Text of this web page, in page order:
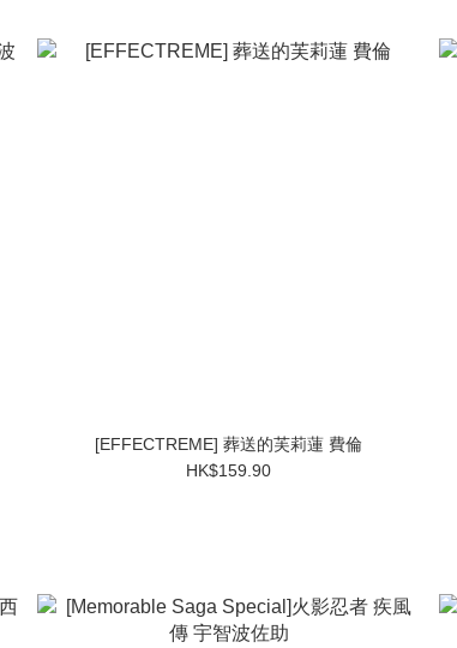
[EFFECTREME] 葬送的芙莉蓮 費倫
HK$159.90